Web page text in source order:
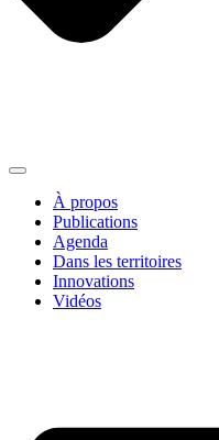
À propos
Publications
Agenda
Dans les territoires
Innovations
Vidéos